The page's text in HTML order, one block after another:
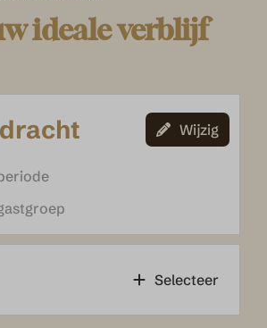
ideale verblijf
Wijzig
Selecteer